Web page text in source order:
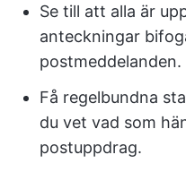
Se till att alla är
anteckningar
postmeddelanden.
Få regelbundna
du vet vad som
postuppdrag.